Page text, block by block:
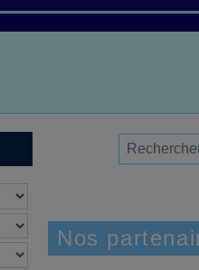
Nos